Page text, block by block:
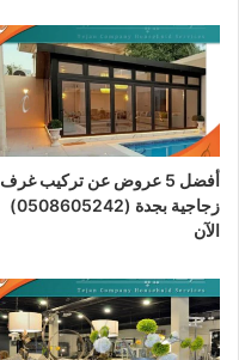
أفضل 5 عروض عن تركيب غرف
زجاجية بجدة (0508605242)
الآن